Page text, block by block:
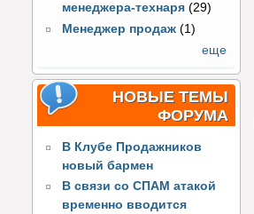
менеджера-технаря (29)
Менеджер продаж (1)
еще
НОВЫЕ ТЕМЫ
ФОРУМА
В Клубе Продажников
новый бармен
В связи со СПАМ атакой
временно вводится